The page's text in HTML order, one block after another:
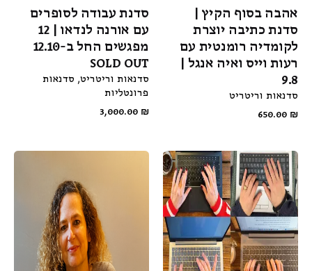
אהבה בסוף הקיץ |
סדנת כתיבה יוצרת
לקומדיה רומנטית עם
רעות וייס ואיה אנגל |
9.8
סדנאות וריטריט
650.00 ₪
סדנת עבודה לסופרים
עם אורנה לנדאו | 12
מפגשים החל ב-12.10
SOLD OUT
סדנאות וריטריט סדנאות
פרונטליות
3,000.00 ₪